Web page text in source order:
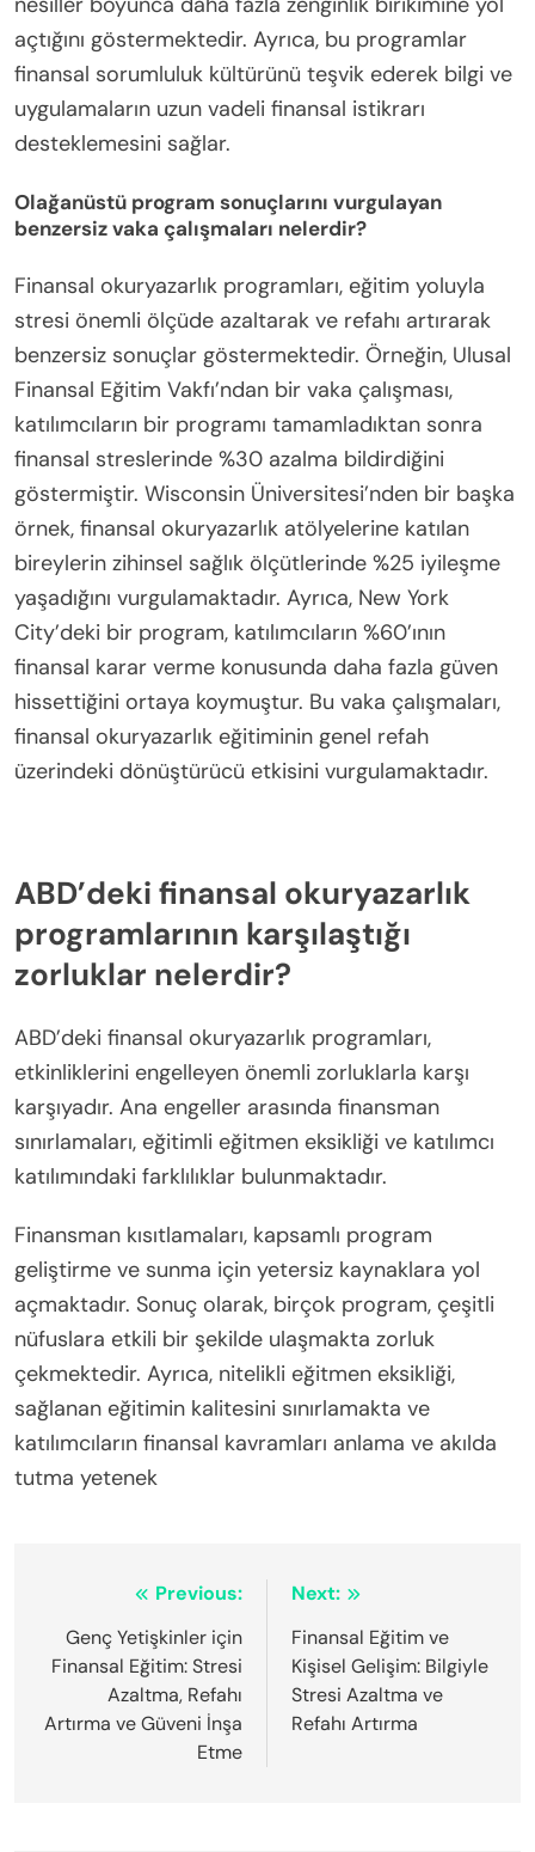
açtığını göstermektedir. Ayrıca, bu programlar
finansal sorumluluk kültürünü teşvik ederek bilgi ve
uygulamaların uzun vadeli finansal istikrarı
desteklemesini sağlar.
Olağanüstü program sonuçlarını vurgulayan
benzersiz vaka çalışmaları nelerdir?
Finansal okuryazarlık programları, eğitim yoluyla
stresi önemli ölçüde azaltarak ve refahı artırarak
benzersiz sonuçlar göstermektedir. Örneğin, Ulusal
Finansal Eğitim Vakfı’ndan bir vaka çalışması,
katılımcıların bir programı tamamladıktan sonra
finansal streslerinde %30 azalma bildirdiğini
göstermiştir. Wisconsin Üniversitesi’nden bir başka
örnek, finansal okuryazarlık atölyelerine katılan
bireylerin zihinsel sağlık ölçütlerinde %25 iyileşme
yaşadığını vurgulamaktadır. Ayrıca, New York
City’deki bir program, katılımcıların %60’ının
finansal karar verme konusunda daha fazla güven
hissettiğini ortaya koymuştur. Bu vaka çalışmaları,
finansal okuryazarlık eğitiminin genel refah
üzerindeki dönüştürücü etkisini vurgulamaktadır.
ABD’deki finansal okuryazarlık
programlarının karşılaştığı
zorluklar nelerdir?
ABD’deki finansal okuryazarlık programları,
etkinliklerini engelleyen önemli zorluklarla karşı
karşıyadır. Ana engeller arasında finansman
sınırlamaları, eğitimli eğitmen eksikliği ve katılımcı
katılımındaki farklılıklar bulunmaktadır.
Finansman kısıtlamaları, kapsamlı program
geliştirme ve sunma için yetersiz kaynaklara yol
açmaktadır. Sonuç olarak, birçok program, çeşitli
nüfuslara etkili bir şekilde ulaşmakta zorluk
çekmektedir. Ayrıca, nitelikli eğitmen eksikliği,
sağlanan eğitimin kalitesini sınırlamakta ve
katılımcıların finansal kavramları anlama ve akılda
tutma yetenek
navigation
Previous:
Genç Yetişkinler için
Finansal Eğitim: Stresi
Azaltma, Refahı
Artırma ve Güveni İnşa
Etme
Next:
Finansal Eğitim ve
Kişisel Gelişim: Bilgiyle
Stresi Azaltma ve
Refahı Artırma